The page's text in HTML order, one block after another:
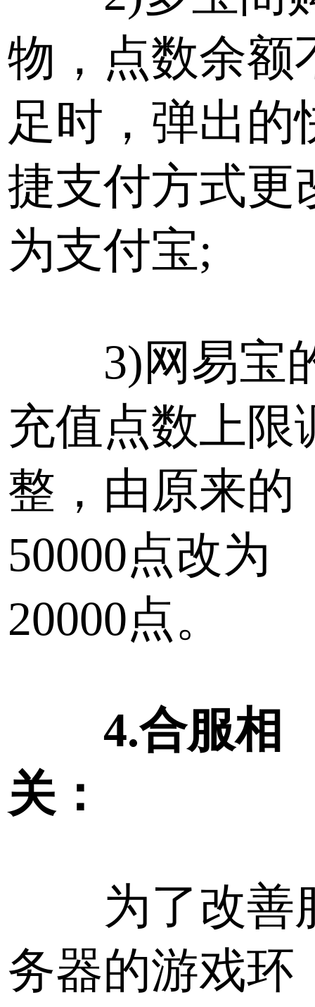
物，点数余额
足时，弹出的
捷支付方式更
为支付宝;
3)网易宝
充值点数上限
整，由原来的
50000点改为
20000点。
4.合服相
关：
为了改善
务器的游戏环